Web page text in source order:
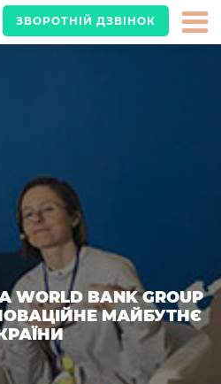
ЗВОРОТНІЙ ДЗВІНОК
WORLD BANK GROUP
МАЙБУТНЄ